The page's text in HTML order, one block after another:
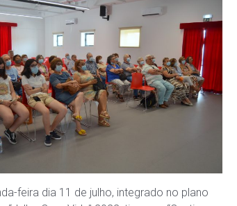
feira dia 11 de julho, integrado no plano